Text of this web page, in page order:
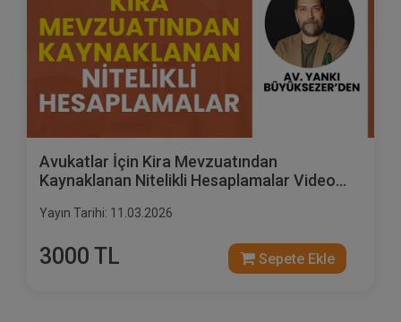
Avukatlar İçin Kira Mevzuatından
Kaynaklanan Nitelikli Hesaplamalar Video
Yayın Tarihi: 11.03.2026
3000 TL Sepete Ekle